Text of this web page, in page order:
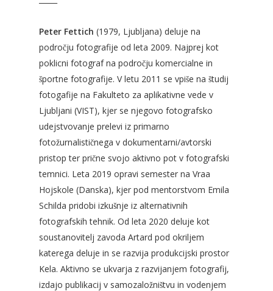
Peter Fettich (1979, Ljubljana) deluje na
področju fotografije od leta 2009. Najprej kot
poklicni fotograf na področju komercialne in
športne fotografije. V letu 2011 se vpiše na študij
fotogafije na Fakulteto za aplikativne vede v
Ljubljani (VIST), kjer se njegovo fotografsko
udejstvovanje prelevi iz primarno
fotožurnalističnega v dokumentarni/avtorski
pristop ter prične svojo aktivno pot v fotografski
temnici. Leta 2019 opravi semester na Vraa
Hojskole (Danska), kjer pod mentorstvom Emila
Schilda pridobi izkušnje iz alternativnih
fotografskih tehnik. Od leta 2020 deluje kot
soustanovitelj zavoda Artard pod okriljem
katerega deluje in se razvija produkcijski prostor
Kela. Aktivno se ukvarja z razvijanjem fotografij,
izdajo publikacij v samozaložništvu in vodenjem